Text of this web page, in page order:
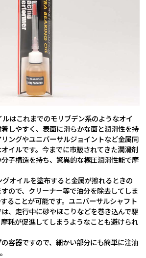
はこれまでのモリブデン系のようなオイ
しやすく、表面に滑らかな面と潤滑性を持
ングやユニバーサルジョイントなど金属同
イルです。今までに市販されてきた潤滑剤
子構造を持ち、驚異的な極圧潤滑性能で摩
グオイルを塗布すると金属が擦れるときの
ので、クリーナー等で油分を除去してしま
ることが可能です。ユニバーサルシャフト
、走行中に砂やほこりなどを巻き込んで駆
耗が促進してしまうようなことも避けられ
容器ですので、細かい部分にも簡単に注油